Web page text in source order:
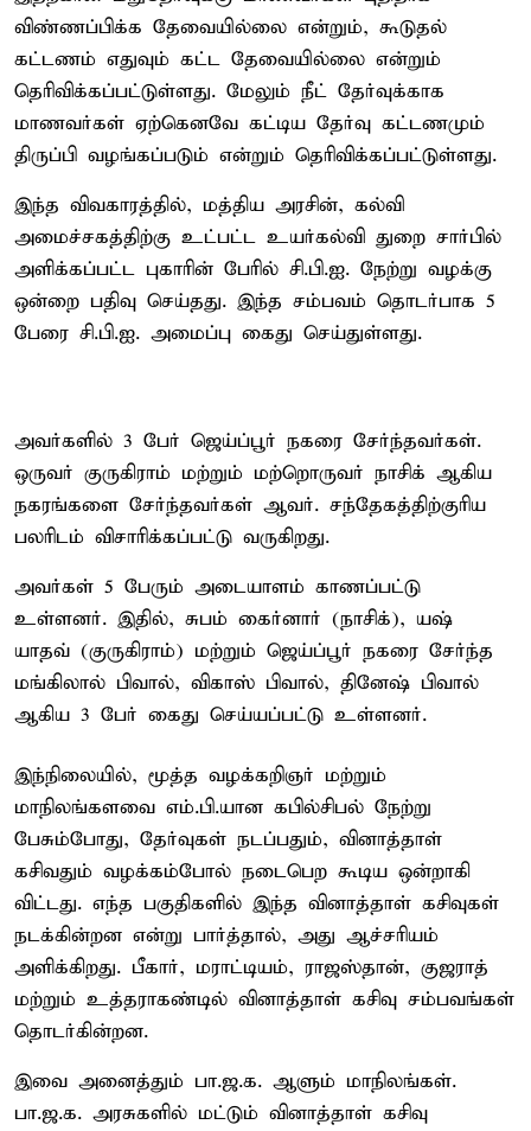
விண்ணப்பிக்க தேவையில்லை என்றும், கூடுதல்
கட்டணம் எதுவும் கட்ட தேவையில்லை என்றும்
தெரிவிக்கப்பட்டுள்ளது. மேலும் நீட் தேர்வுக்காக
மாணவர்கள் ஏற்கெனவே கட்டிய தேர்வு கட்டணமும்
திருப்பி வழங்கப்படும் என்றும் தெரிவிக்கப்பட்டுள்ளது.
இந்த விவகாரத்தில், மத்திய அரசின், கல்வி
அமைச்சகத்திற்கு உட்பட்ட உயர்கல்வி துறை சார்பில்
அளிக்கப்பட்ட புகாரின் பேரில் சி.பி.ஐ. நேற்று வழக்கு
ஒன்றை பதிவு செய்தது. இந்த சம்பவம் தொடர்பாக 5
பேரை சி.பி.ஐ. அமைப்பு கைது செய்துள்ளது.
அவர்களில் 3 பேர் ஜெய்ப்பூர் நகரை சேர்ந்தவர்கள்.
ஒருவர் குருகிராம் மற்றும் மற்றொருவர் நாசிக் ஆகிய
நகரங்களை சேர்ந்தவர்கள் ஆவர். சந்தேகத்திற்குரிய
பலரிடம் விசாரிக்கப்பட்டு வருகிறது.
அவர்கள் 5 பேரும் அடையாளம் காணப்பட்டு
உள்ளனர். இதில், சுபம் கைர்னார் (நாசிக்), யஷ்
யாதவ் (குருகிராம்) மற்றும் ஜெய்ப்பூர் நகரை சேர்ந்த
மங்கிலால் பிவால், விகாஸ் பிவால், தினேஷ் பிவால்
ஆகிய 3 பேர் கைது செய்யப்பட்டு உள்ளனர்.
இந்நிலையில், மூத்த வழக்கறிஞர் மற்றும்
மாநிலங்களவை எம்.பி.யான கபில்சிபல் நேற்று
பேசும்போது, தேர்வுகள் நடப்பதும், வினாத்தாள்
கசிவதும் வழக்கம்போல் நடைபெற கூடிய ஒன்றாகி
விட்டது. எந்த பகுதிகளில் இந்த வினாத்தாள் கசிவுகள்
நடக்கின்றன என்று பார்த்தால், அது ஆச்சரியம்
அளிக்கிறது. பீகார், மராட்டியம், ராஜஸ்தான், குஜராத்
மற்றும் உத்தராகண்டில் வினாத்தாள் கசிவு சம்பவங்கள்
தொடர்கின்றன.
இவை அனைத்தும் பா.ஜ.க. ஆளும் மாநிலங்கள்.
பா.ஜ.க. அரசுகளில் மட்டும் வினாத்தாள் கசிவு